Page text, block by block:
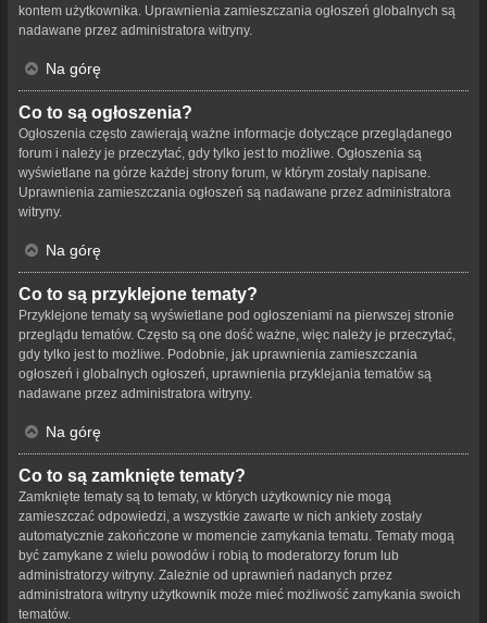
kontem użytkownika. Uprawnienia zamieszczania ogłoszeń globalnych są
nadawane przez administratora witryny.
Na górę
Co to są ogłoszenia?
Ogłoszenia często zawierają ważne informacje dotyczące przeglądanego
forum i należy je przeczytać, gdy tylko jest to możliwe. Ogłoszenia są
wyświetlane na górze każdej strony forum, w którym zostały napisane.
Uprawnienia zamieszczania ogłoszeń są nadawane przez administratora
witryny.
Na górę
Co to są przyklejone tematy?
Przyklejone tematy są wyświetlane pod ogłoszeniami na pierwszej stronie
przeglądu tematów. Często są one dość ważne, więc należy je przeczytać,
gdy tylko jest to możliwe. Podobnie, jak uprawnienia zamieszczania
ogłoszeń i globalnych ogłoszeń, uprawnienia przyklejania tematów są
nadawane przez administratora witryny.
Na górę
Co to są zamknięte tematy?
Zamknięte tematy są to tematy, w których użytkownicy nie mogą
zamieszczać odpowiedzi, a wszystkie zawarte w nich ankiety zostały
automatycznie zakończone w momencie zamykania tematu. Tematy mogą
być zamykane z wielu powodów i robią to moderatorzy forum lub
administratorzy witryny. Zależnie od uprawnień nadanych przez
administratora witryny użytkownik może mieć możliwość zamykania swoich
tematów.